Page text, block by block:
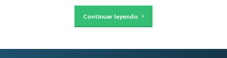
Continuar leyendo